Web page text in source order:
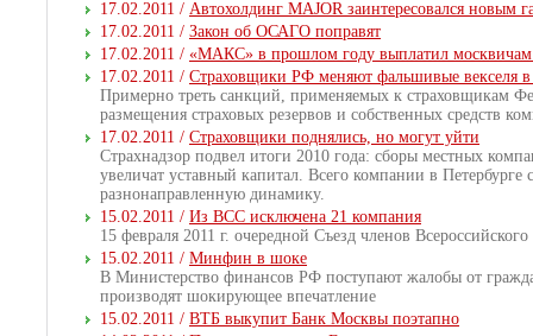
17.02.2011 / Автохолдинг MAJOR заинтересовался новым
17.02.2011 / Закон об ОСАГО поправят
17.02.2011 / «МАКС» в прошлом году выплатил москвичам
17.02.2011 / Страховщики РФ меняют фальшивые векселя
Примерно треть санкций, применяемых к страховщикам
размещения страховых резервов и собственных средств
17.02.2011 / Страховщики поднялись, но могут уйти
Страхнадзор подвел итоги 2010 года: сборы местных
увеличат уставный капитал. Всего компании в
разнонаправленную динамику.
15.02.2011 / Из ВСС исключена 21 компания
15 февраля 2011 г. очередной Съезд членов
15.02.2011 / Минфин в шоке
В Министерство финансов РФ поступают жалобы от
производят шокирующее впечатление
15.02.2011 / ВТБ выкупит Банк Москвы поэтапно